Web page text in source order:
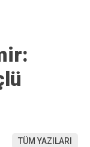
TÜM YAZILARI